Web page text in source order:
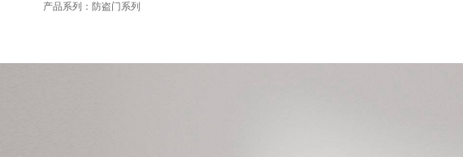
产品系列：防盗门系列